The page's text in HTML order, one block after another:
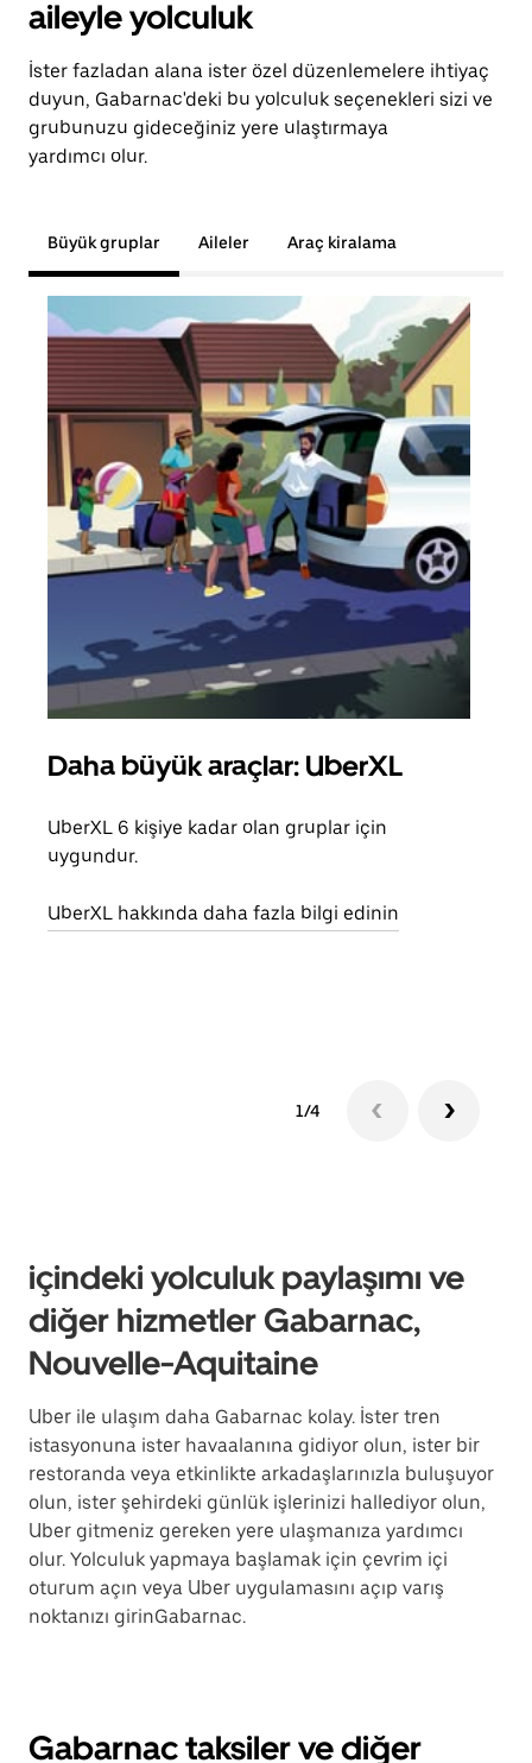
aileyle yolculuk
İster fazladan alana ister özel düzenlemelere ihtiyaç
duyun, Gabarnac'deki bu yolculuk seçenekleri sizi ve
grubunuzu gideceğiniz yere ulaştırmaya
yardımcı olur.
Büyük gruplar Aileler Araç kiralama
Daha büyük araçlar: UberXL
UberXL 6 kişiye kadar olan gruplar için
uygundur.
UberXL hakkında daha fazla bilgi edinin
1/4
içindeki yolculuk paylaşımı ve
diğer hizmetler Gabarnac,
Nouvelle-Aquitaine
Uber ile ulaşım daha Gabarnac kolay. İster tren
istasyonuna ister havaalanına gidiyor olun, ister bir
restoranda veya etkinlikte arkadaşlarınızla buluşuyor
olun, ister şehirdeki günlük işlerinizi hallediyor olun,
Uber gitmeniz gereken yere ulaşmanıza yardımcı
olur. Yolculuk yapmaya başlamak için çevrim içi
oturum açın veya Uber uygulamasını açıp varış
noktanızı girinGabarnac.
Gabarnac taksiler ve diğer